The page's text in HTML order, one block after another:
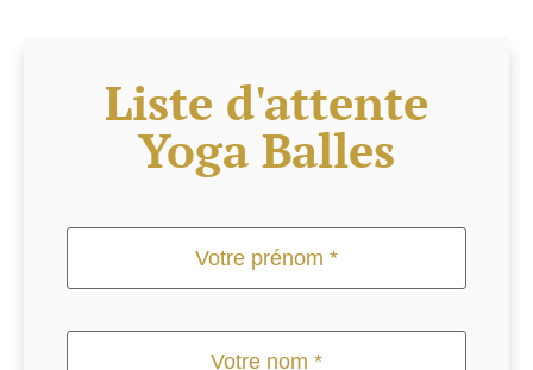
Liste d'attente
Yoga Balles